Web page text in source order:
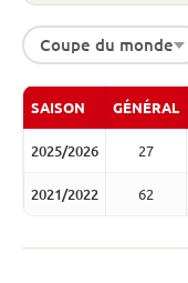
Coupe du monde
SAISON GÉNÉRAL
2025/2026 27
2021/2022 62